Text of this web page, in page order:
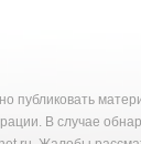
публиковать
В случае